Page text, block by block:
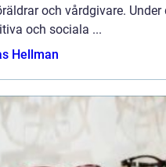
och vårdgivare.
och sociala ...
Hellman